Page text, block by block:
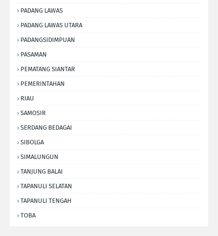
PADANG LAWAS
PADANG LAWAS UTARA
PADANGSIDIMPUAN
PASAMAN
PEMATANG SIANTAR
PEMERINTAHAN
RIAU
SAMOSIR
SERDANG BEDAGAI
SIBOLGA
SIMALUNGUN
TANJUNG BALAI
TAPANULI SELATAN
TAPANULI TENGAH
TOBA